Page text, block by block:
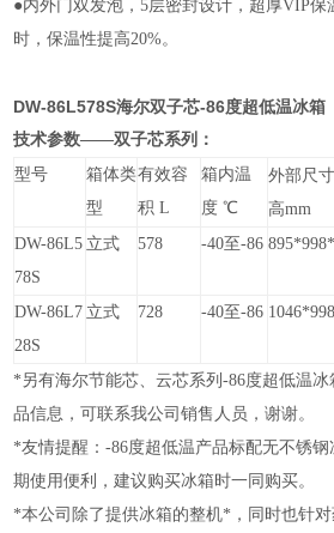
●内外门双发泡，5层密封设计，超厚VIP
时，保温性提高20%。
DW-86L578S海尔双子芯-86度超低温冰箱
技术参数——双子芯系列 ：
型号
箱体类
型
有效容
积 L
箱内温
度 ℃
外部 尺寸
高mm
DW-86L5
78S
立式 578 -40至-86
DW-86L7
28S
立式 728 -40至-86
*另有海尔节能芯、云芯系列-86度超低温
品信息，可联系我公司销售人员，谢谢。
*友情提醒：-86度超低温产品标配无不锈
期使用便利，建议购买冰箱时一同购买。
*本公司除了提供冰箱的整机*，同时也针